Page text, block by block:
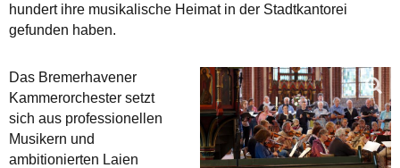
hundert ihre musikalische Heimat in der Stadt­kantorei
gefunden haben.
Das Bremerhavener
Kammerorchester setzt
sich aus professionellen
Musikern und
ambitionierten Laien